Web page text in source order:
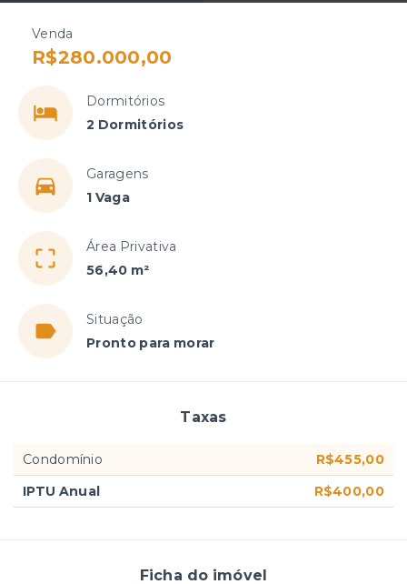
Venda
R$280.000,00
Dormitórios
2 Dormitórios
Garagens
1 Vaga
Área Privativa
56,40 m²
Situação
Pronto para morar
Taxas
Condomínio
R$455,00
IPTU Anual
R$400,00
Ficha do imóvel